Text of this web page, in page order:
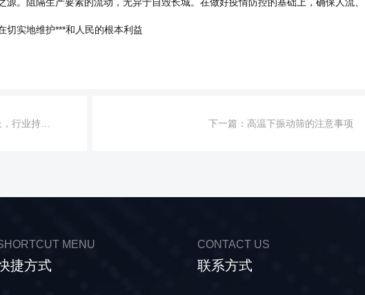
。阻隔生产要素的流动，无异于自毁长城。在做好疫情防控的基础上，确保人流、
切实地维护***和人民的根本利益
续升级！ 下一篇： 高温下振动筛的注意事项
MENU
捷方式
CONTACT US
联系方式